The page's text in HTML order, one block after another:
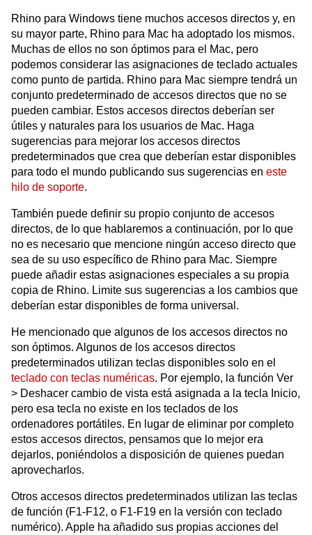
Rhino para Windows tiene muchos accesos directos y, en
su mayor parte, Rhino para Mac ha adoptado los mismos.
Muchas de ellos no son óptimos para el Mac, pero
podemos considerar las asignaciones de teclado actuales
como punto de partida. Rhino para Mac siempre tendrá un
conjunto predeterminado de accesos directos que no se
pueden cambiar. Estos accesos directos deberían ser
útiles y naturales para los usuarios de Mac. Haga
sugerencias para mejorar los accesos directos
predeterminados que crea que deberían estar disponibles
para todo el mundo publicando sus sugerencias en este
hilo de soporte.
También puede definir su propio conjunto de accesos
directos, de lo que hablaremos a continuación, por lo que
no es necesario que mencione ningún acceso directo que
sea de su uso específico de Rhino para Mac. Siempre
puede añadir estas asignaciones especiales a su propia
copia de Rhino. Limite sus sugerencias a los cambios que
deberían estar disponibles de forma universal.
He mencionado que algunos de los accesos directos no
son óptimos. Algunos de los accesos directos
predeterminados utilizan teclas disponibles solo en el
teclado con teclas numéricas. Por ejemplo, la función Ver
> Deshacer cambio de vista está asignada a la tecla Inicio,
pero esa tecla no existe en los teclados de los
ordenadores portátiles. En lugar de eliminar por completo
estos accesos directos, pensamos que lo mejor era
dejarlos, poniéndolos a disposición de quienes puedan
aprovecharlos.
Otros accesos directos predeterminados utilizan las teclas
de función (F1-F12, o F1-F19 en la versión con teclado
numérico). Apple ha añadido sus propias acciones del